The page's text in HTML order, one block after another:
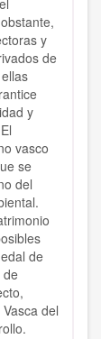
y
de
y
vasco
se
del
de
de
del